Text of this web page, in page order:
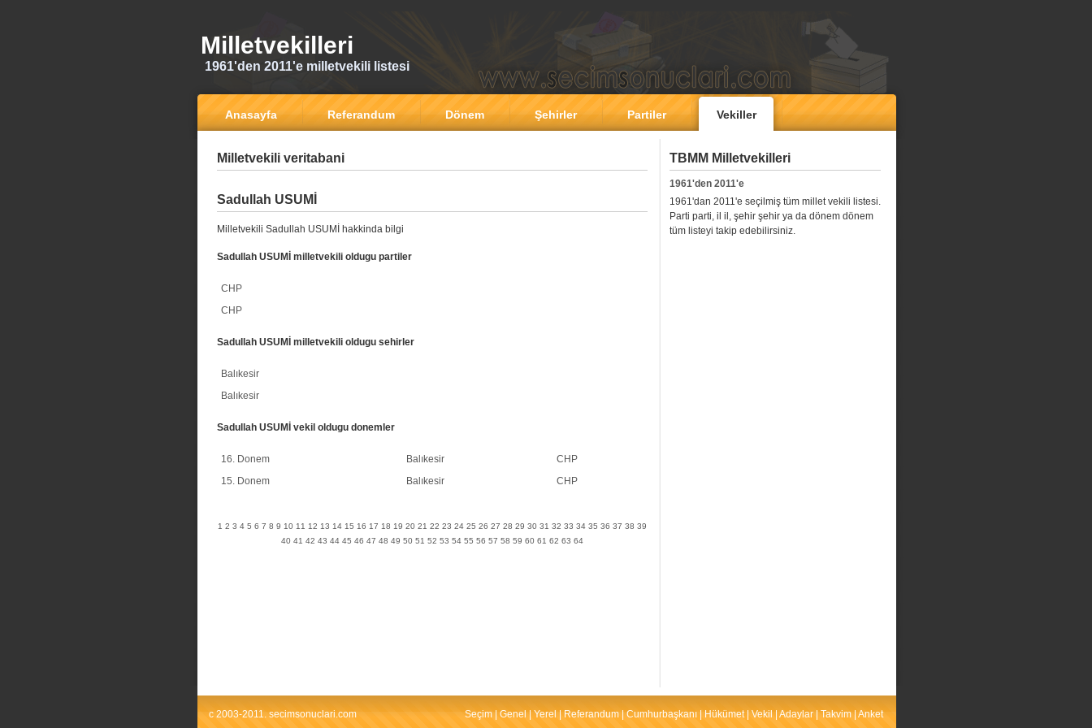
Milletvekilleri
1961'den 2011'e milletvekili listesi
Anasayfa Referandum Dönem Şehirler Partiler Vekiller
Milletvekili veritabani
Sadullah USUMİ
Milletvekili Sadullah USUMİ hakkinda bilgi
Sadullah USUMİ milletvekili oldugu partiler
CHP
CHP
Sadullah USUMİ milletvekili oldugu sehirler
Balıkesir
Balıkesir
Sadullah USUMİ vekil oldugu donemler
16. Donem Balıkesir
CHP
15. Donem
Balıkesir CHP
1 2 3 4 5 6 7 8 9 10 11 12 13 14 15 16 17 18 19 20 21 22 23 24 25 26 27 28 29 30 31 32 33 34 35 36 37 38 39
40 41 42 43 44 45 46 47 48 49 50 51 52 53 54 55 56 57 58 59 60 61 62 63 64
TBMM Milletvekilleri
1961'den 2011'e
1961'dan 2011'e seçilmiş tüm millet vekili listesi.
Parti parti, il il, şehir şehir ya da dönem dönem
tüm listeyi takip edebilirsiniz.
c 2003-2011. secimsonuclari.com Seçim Genel Yerel Referandum Cumhurbaşkanı Hükümet| Vekil Adaylar Takvim Anket